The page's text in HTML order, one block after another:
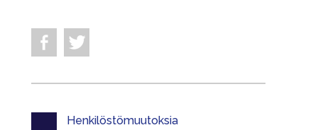
Henkilöstömuutoksia